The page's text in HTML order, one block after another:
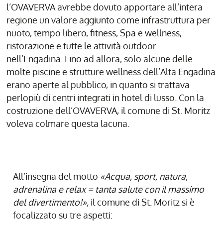
l’OVAVERVA avrebbe dovuto apportare all’intera
regione un valore aggiunto come infrastruttura per
nuoto, tempo libero, fitness, Spa e wellness,
ristorazione e tutte le attività outdoor
nell’Engadina. Fino ad allora, solo alcune delle
molte piscine e strutture wellness dell’Alta Engadina
erano aperte al pubblico, in quanto si trattava
perlopiù di centri integrati in hotel di lusso. Con la
costruzione dell’OVAVERVA, il comune di St. Moritz
voleva colmare questa lacuna.
All’insegna del motto «Acqua, sport, natura,
adrenalina e relax = tanta salute con il massimo
del divertimento!», il comune di St. Moritz si è
focalizzato su tre aspetti: